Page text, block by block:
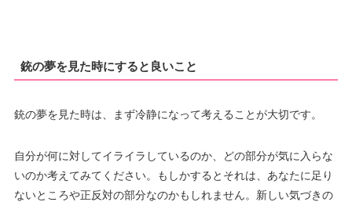
銃の夢を見た時にすると良いこと
銃の夢を見た時は、まず冷静になって考えることが大切です。
自分が何に対してイライラしているのか、どの部分が気に入らな
いのか考えてみてください。もしかするとそれは、あなたに足り
ないところや正反対の部分なのかもしれません。新しい気づきの